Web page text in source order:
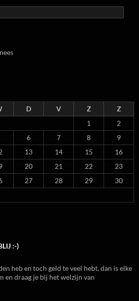
D V Z
Z
1
2
6 7 8
9
13 14 15
16
20 21 22
23
27 28 29
30
:-)
heb en toch geld te veel hebt, dan is elke
en draag je bij het welzijn van